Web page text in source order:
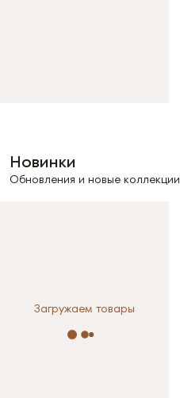
Новинки
Обновления и новые коллекции
Загружаем товары